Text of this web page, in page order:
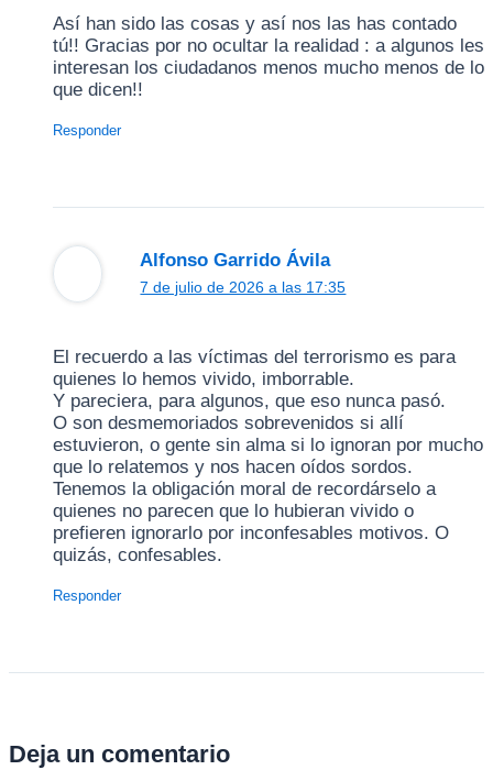
Así han sido las cosas y así nos las has contado
tú!! Gracias por no ocultar la realidad : a algunos les
interesan los ciudadanos menos mucho menos de lo
que dicen!!
Responder
Alfonso Garrido Ávila
7 de julio de 2026 a las 17:35
El recuerdo a las víctimas del terrorismo es para
quienes lo hemos vivido, imborrable.
Y pareciera, para algunos, que eso nunca pasó.
O son desmemoriados sobrevenidos si allí
estuvieron, o gente sin alma si lo ignoran por mucho
que lo relatemos y nos hacen oídos sordos.
Tenemos la obligación moral de recordárselo a
quienes no parecen que lo hubieran vivido o
prefieren ignorarlo por inconfesables motivos. O
quizás, confesables.
Responder
Deja un comentario